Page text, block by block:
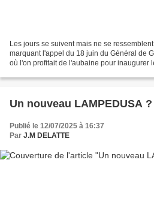
Les jours se suivent mais ne se
marquant l'appel du 18 juin du Général de
où l'on profitait de l'aubaine pour inaugurer
Un nouveau LAMPEDUSA ?
Publié le 12/07/2025 à 16:37
Par J.M DELATTE